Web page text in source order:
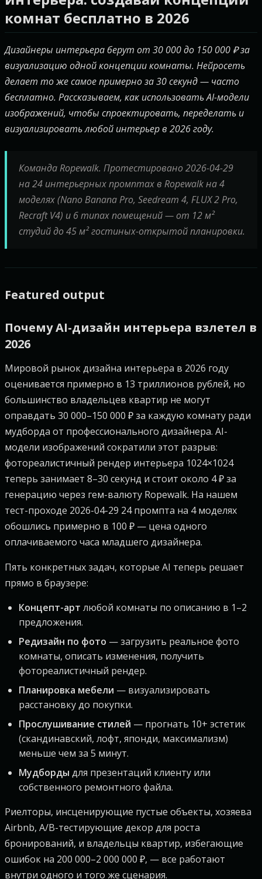
комнат бесплатно в 2026
Дизайнеры интерьера берут от 30 000 до 150 000 ₽ за
визуализацию одной концепции комнаты. Нейросеть
делает то же самое примерно за 30 секунд — часто
бесплатно. Рассказываем, как использовать AI-модели
изображений, чтобы спроектировать, переделать и
визуализировать любой интерьер в 2026 году.
Команда Ropewalk. Протестировано 2026-04-29
на 24 интерьерных промптах в Ropewalk на 4
моделях (Nano Banana Pro, Seedream 4, FLUX 2 Pro,
Recraft V4) и 6 типах помещений — от 12 м²
студий до 45 м² гостиных-открытой планировки.
Featured output
Почему AI-дизайн интерьера взлетел в
2026
Мировой рынок дизайна интерьера в 2026 году
оценивается примерно в 13 триллионов рублей, но
большинство владельцев квартир не могут
оправдать 30 000–150 000 ₽ за каждую комнату ради
мудборда от профессионального дизайнера. AI-
модели изображений сократили этот разрыв:
фотореалистичный рендер интерьера 1024×1024
теперь занимает 8–30 секунд и стоит около 4 ₽ за
генерацию через гем-валюту Ropewalk. На нашем
тест-проходе 2026-04-29 24 промпта на 4 моделях
обошлись примерно в 100 ₽ — цена одного
оплачиваемого часа младшего дизайнера.
Пять конкретных задач, которые AI теперь решает
прямо в браузере:
Концепт-арт любой комнаты по описанию в 1–2
предложения.
Редизайн по фото — загрузить реальное фото
комнаты, описать изменения, получить
фотореалистичный рендер.
Планировка мебели — визуализировать
расстановку до покупки.
Прослушивание стилей — прогнать 10+ эстетик
(скандинавский, лофт, японди, максимализм)
меньше чем за 5 минут.
Мудборды для презентаций клиенту или
собственного ремонтного файла.
Риелторы, инсценирующие пустые объекты, хозяева
Airbnb, A/B-тестирующие декор для роста
бронирований, и владельцы квартир, избегающие
ошибок на 200 000–2 000 000 ₽, — все работают
внутри одного и того же сценария.